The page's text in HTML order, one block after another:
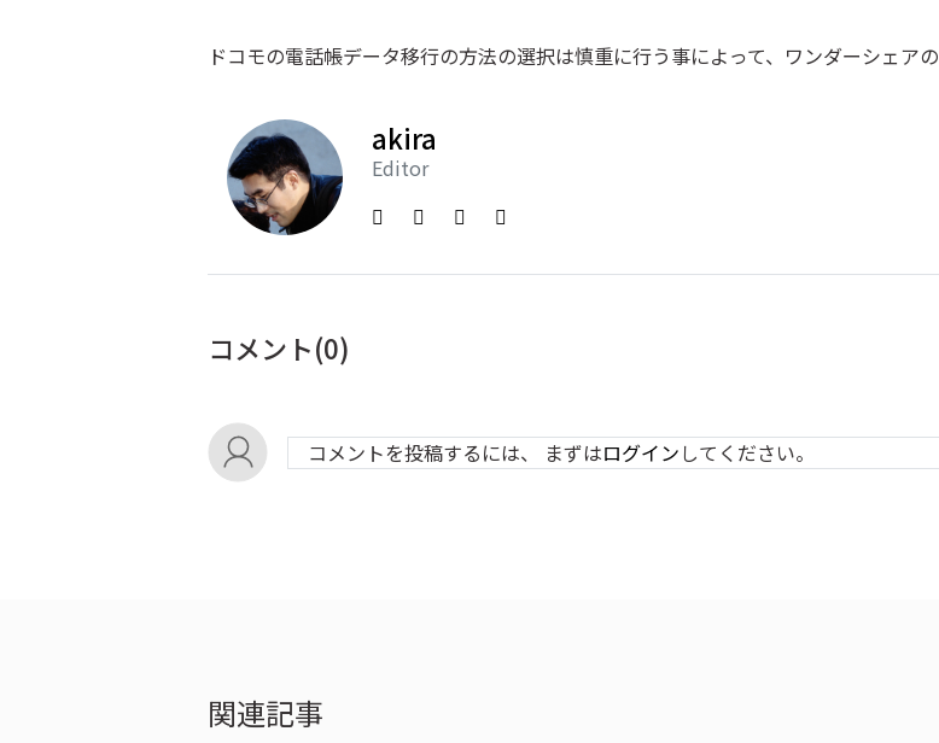
ドコモの電話帳データ移行の方法の選択は慎重に行う事によって、ワンダーシェアの
akira
Editor
コメント(0)
コメントを投稿するには、 まずはログインしてください。
関連記事